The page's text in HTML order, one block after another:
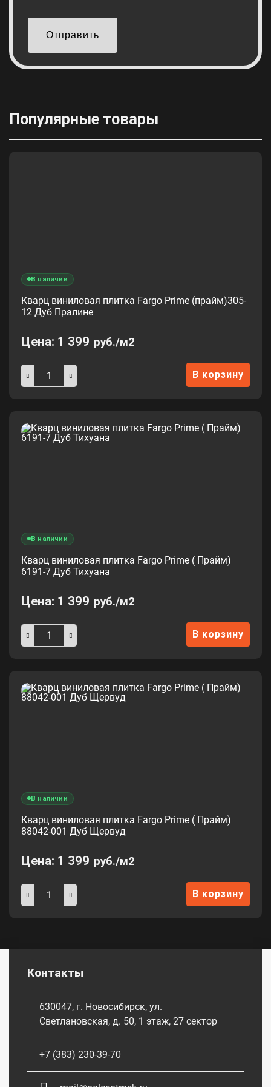
Отправить
Популярные товары
В наличии
Кварц виниловая плитка Fargo Prime (прайм)305-
12 Дуб Пралине
Цена: 1 399 руб./м2
В корзину
В наличии
Кварц виниловая плитка Fargo Prime ( Прайм)
6191-7 Дуб Тихуана
Цена: 1 399 руб./м2
В корзину
В наличии
Кварц виниловая плитка Fargo Prime ( Прайм)
88042-001 Дуб Щервуд
Цена: 1 399 руб./м2
В корзину
Контакты
630047, г. Новосибирск, ул.
Светлановская, д. 50, 1 этаж, 27 сектор
+7 (383) 230-39-70